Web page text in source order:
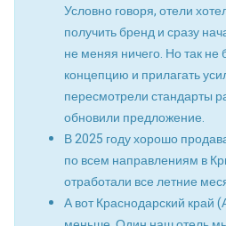
Условно говоря, отели
получить бренд и сразу
не меняя ничего. Но так
концепцию и прилагать
пересмотрели стандарты
обновили предложение.
В 2025 году хорошо
по всем направлениям в
отработали все летние
А вот Краснодарский край